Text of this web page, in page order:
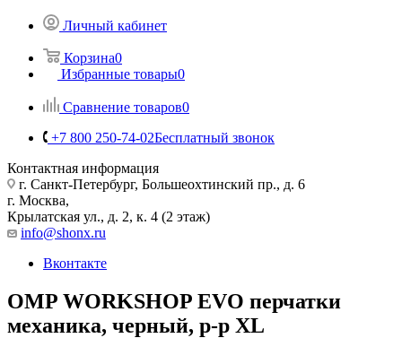
Личный кабинет
Корзина0
Избранные товары0
Сравнение товаров0
+7 800 250-74-02Бесплатный звонок
Контактная информация
г. Санкт-Петербург, Большеохтинский пр., д. 6
г. Москва,
Крылатская ул., д. 2, к. 4 (2 этаж)
info@shonx.ru
Вконтакте
OMP WORKSHOP EVO перчатки
механика, черный, р-р XL